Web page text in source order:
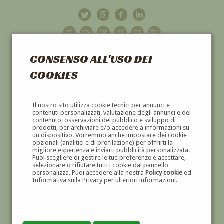
CONSENSO ALL'USO DEI
COOKIES
Il nostro sito utilizza cookie tecnici per annunci e
contenuti personalizzati, valutazione degli annunci e del
contenuto, osservazioni del pubblico e sviluppo di
prodotti, per archiviare e/o accedere a informazioni su
un dispositivo. Vorremmo anche impostare dei cookie
opzionali (analitici e di profilazione) per offrirti la
migliore esperienza e inviarti pubblicità personalizzata.
Puoi scegliere di gestire le tue preferenze e accettare,
selezionare o rifiutare tutti i cookie dal pannello
personalizza. Puoi accedere alla nostra Policy cookieed
Informativa sulla Privacy per ulteriori informazioni.
GALLERIAD'ARTE
DIPINTI E SCULTURE '800 E '900